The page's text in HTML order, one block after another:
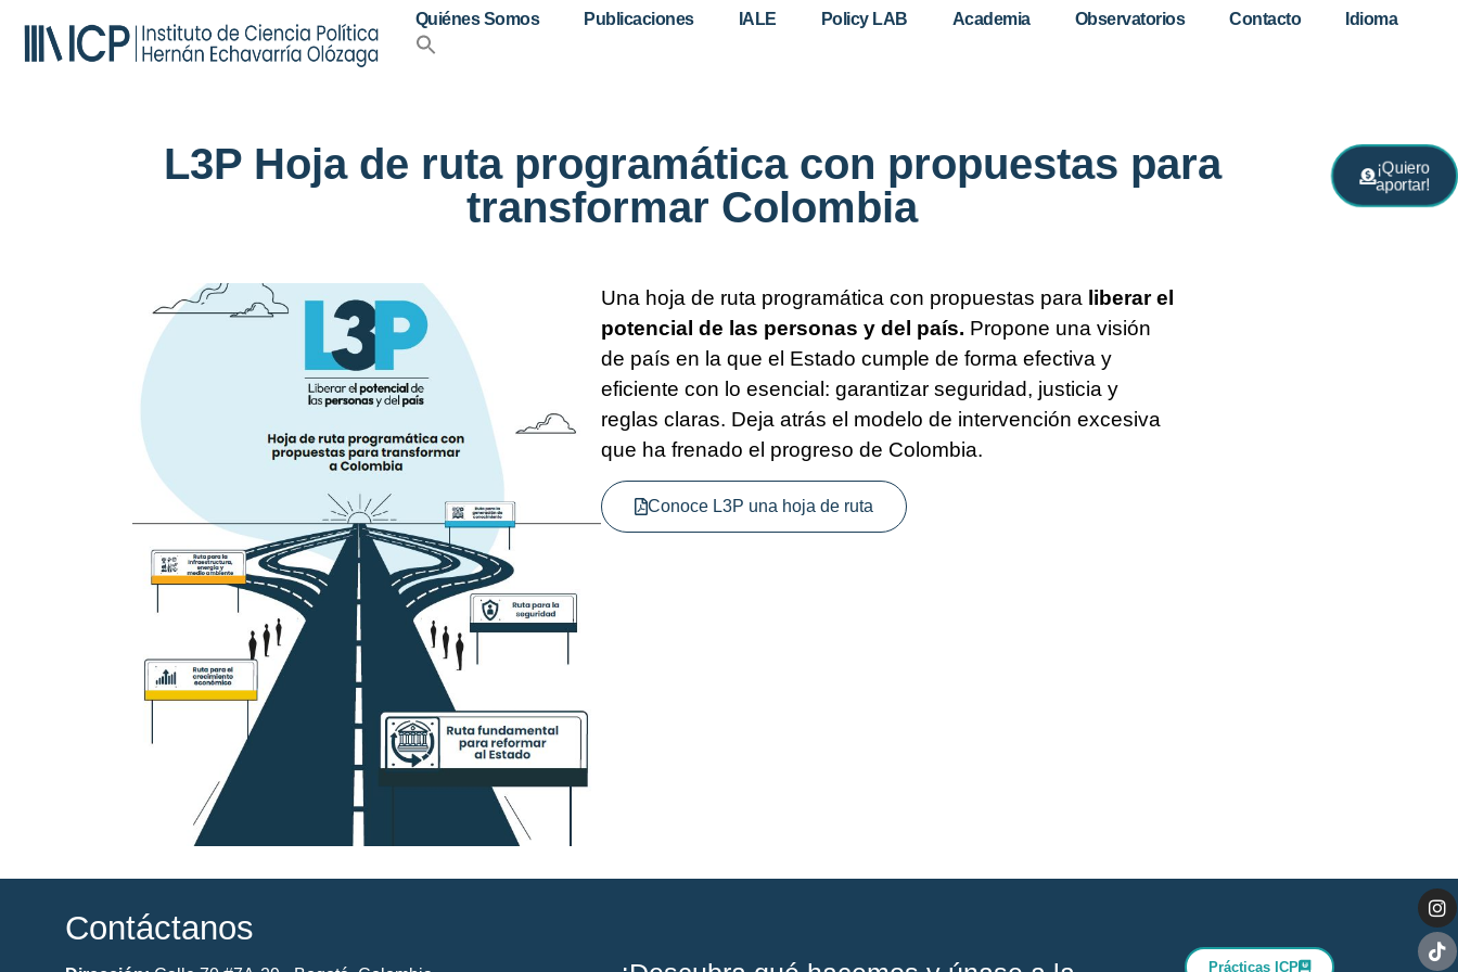
Quiénes Somos Publicaciones IALE Policy LAB Academia Observatorios Contacto Idioma
L3P Hoja de ruta programática con propuestas para
transformar Colombia
Una hoja de ruta programática con propuestas para liberar el
potencial de las personas y del país. Propone una visión
de país en la que el Estado cumple de forma efectiva y
eficiente con lo esencial: garantizar seguridad, justicia y
reglas claras. Deja atrás el modelo de intervención excesiva
que ha frenado el progreso de Colombia.
Conoce L3P una hoja de ruta
Contáctanos
Prácticas ICP
¡Quiero
aportar!